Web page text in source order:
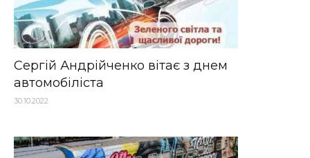
Сергій Андрійченко вітає з днем
автомобіліста
30.10.2022